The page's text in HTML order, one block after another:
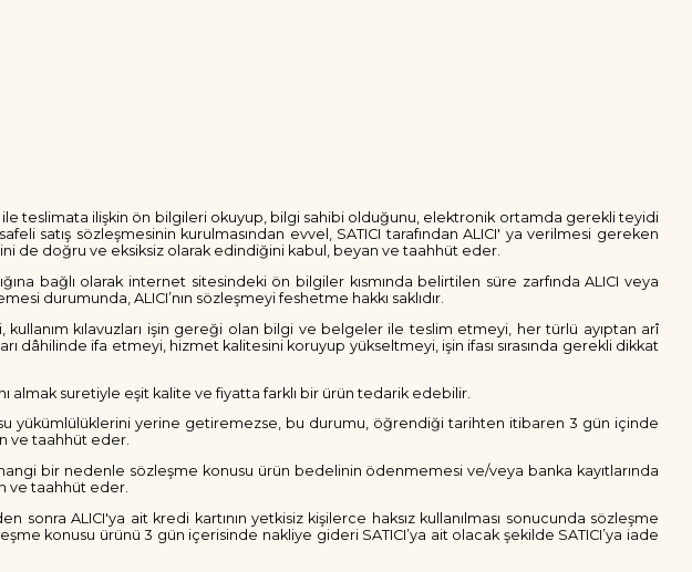
ile teslimata ilişkin ön bilgileri okuyup, bilgi sahibi olduğunu, elektronik ortamda gerekli teyidi
satış sözleşmesinin kurulmasından evvel, SATICI tarafından ALICI' ya verilmesi gereken
de doğru ve eksiksiz olarak edindiğini kabul, beyan ve taahhüt eder.
bağlı olarak internet sitesindeki ön bilgiler kısmında belirtilen süre zarfında ALICI veya
durumunda, ALICI’nın sözleşmeyi feshetme hakkı saklıdır.
kılavuzları işin gereği olan bilgi ve belgeler ile teslim etmeyi, her türlü ayıptan arî
ifa etmeyi, hizmet kalitesini koruyup yükseltmeyi, işin ifası sırasında gerekli dikkat
almak suretiyle eşit kalite ve fiyatta farklı bir ürün tedarik edebilir.
yükümlülüklerini yerine getiremezse, bu durumu, öğrendiği tarihten itibaren 3 gün içinde
ve taahhüt eder.
bir nedenle sözleşme konusu ürün bedelinin ödenmemesi ve/veya banka kayıtlarında
ve taahhüt eder.
sonra ALICI'ya ait kredi kartının yetkisiz kişilerce haksız kullanılması sonucunda sözleşme
konusu ürünü 3 gün içerisinde nakliye gideri SATICI’ya ait olacak şekilde SATICI’ya iade